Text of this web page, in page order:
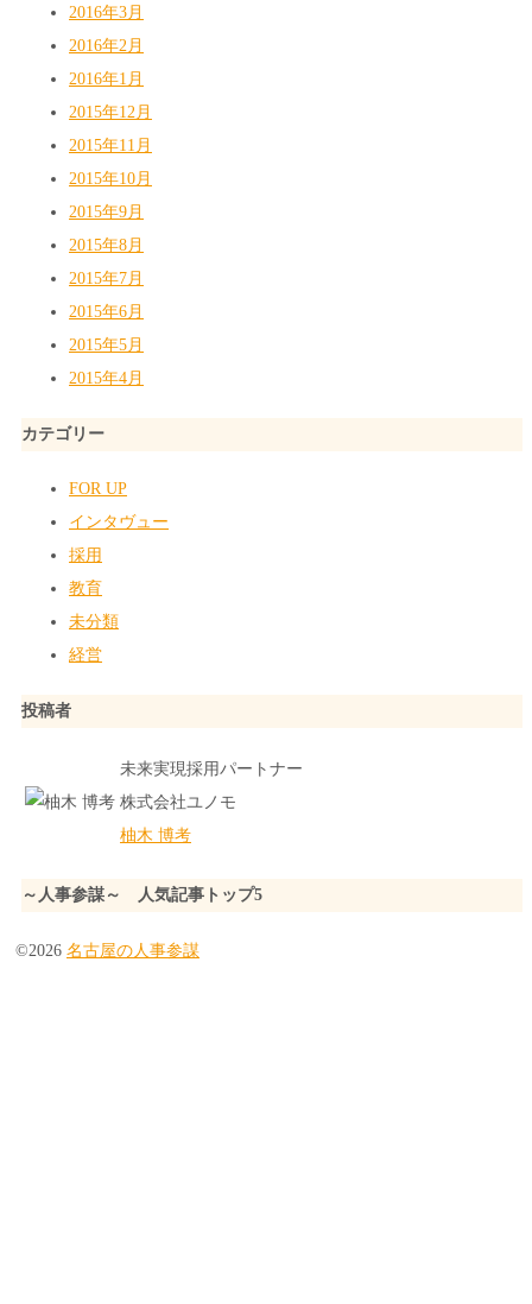
2016年3月
2016年2月
2016年1月
2015年12月
2015年11月
2015年10月
2015年9月
2015年8月
2015年7月
2015年6月
2015年5月
2015年4月
カテゴリー
FOR UP
インタヴュー
採用
教育
未分類
経営
投稿者
未来実現採用パートナー
株式会社ユノモ
柚木 博考
～人事参謀～ 人気記事トップ5
©2026 名古屋の人事参謀